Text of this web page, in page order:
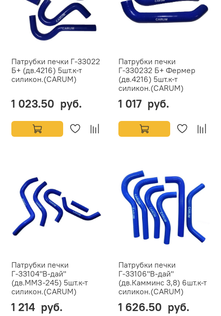
Патрубки печки Г-33022
Б+ (дв.4216) 5шт.к-т
силикон.(CARUM)
1 023.50 руб.
Патрубки печки
Г-330232 Б+ Фермер
(дв.4216) 5шт.к-т
силикон.(CARUM)
1 017 руб.
Патрубки печки
Г-33104"В-дай"
(дв.ММЗ-245) 5шт.к-т
силикон.(CARUM)
1 214 руб.
Патрубки печки
Г-33106"В-дай"
(дв.Камминс 3,8) 6шт.к-т
силикон.(CARUM)
1 626.50 руб.